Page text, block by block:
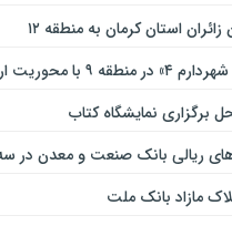
استان کرمان به منطقه ۱۲
و تسهیل تردد
برگزاری نمایشگاه کتاب